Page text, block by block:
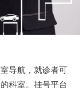
导航，就诊者可
科室。挂号平台